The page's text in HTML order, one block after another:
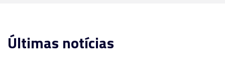
Últimas notícias